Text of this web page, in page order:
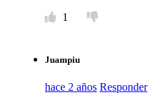
1
Juampiu
hace 2 años Responder